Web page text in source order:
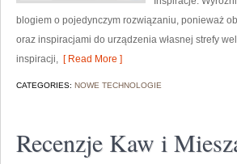
blogiem o pojedynczym rozwiązaniu, ponieważ
oraz inspiracjami do urządzenia własnej strefy
inspiracji, [ Read More ]
CATEGORIES: NOWE TECHNOLOGIE
Recenzje Kaw i